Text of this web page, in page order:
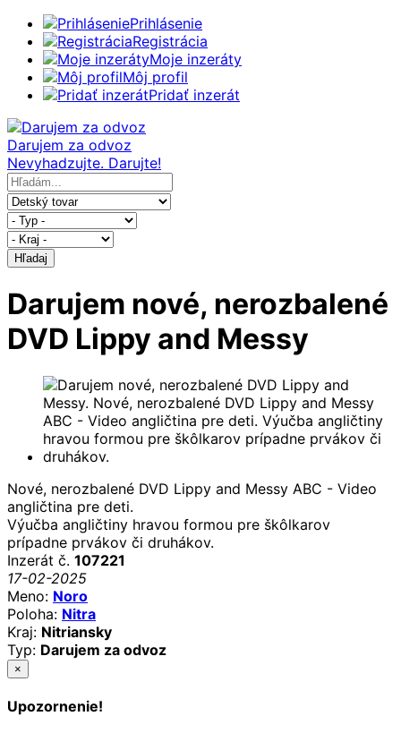
Prihlásenie
Registrácia
Moje inzeráty
Môj profil
Pridať inzerát
Darujem za odvoz
Nevyhadzujte. Darujte!
Hľadaj
Darujem nové, nerozbalené
DVD Lippy and Messy
Nové, nerozbalené DVD Lippy and Messy ABC - Video
angličtina pre deti.
Výučba angličtiny hravou formou pre škôlkarov
prípadne prvákov či druhákov.
Inzerát č. 107221
17-02-2025
Meno: Noro
Poloha: Nitra
Kraj: Nitriansky
Typ: Darujem za odvoz
×
Upozornenie!